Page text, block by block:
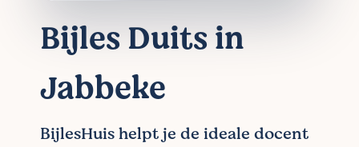
Bijles Duits in
Jabbeke
BijlesHuis helpt je de ideale docent